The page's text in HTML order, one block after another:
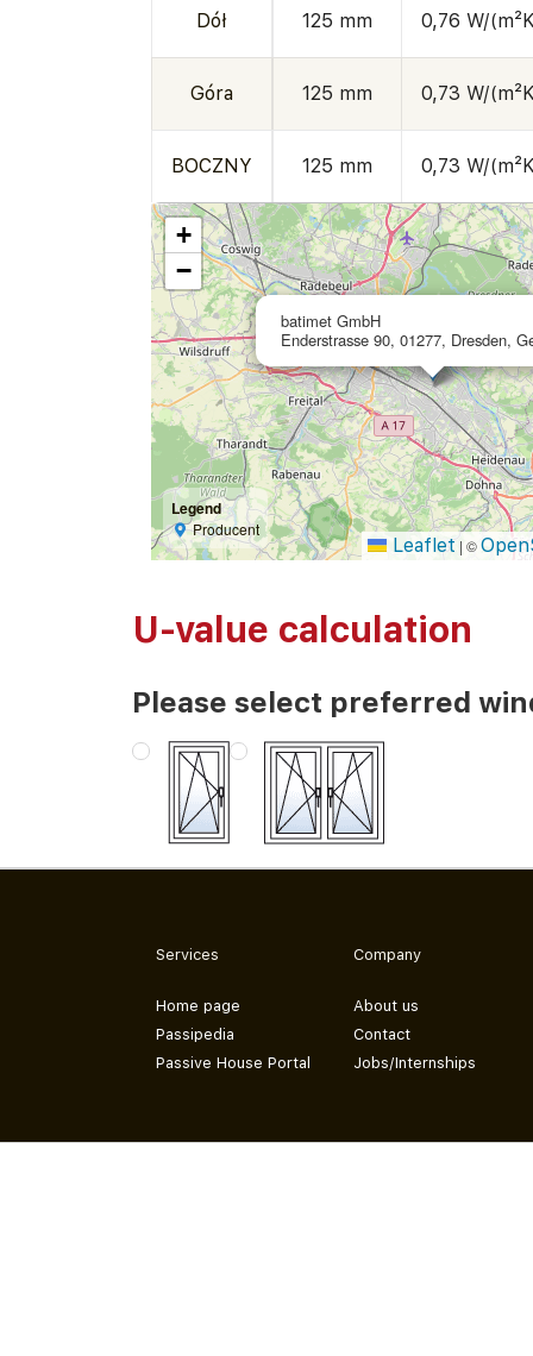
Dół 125 mm 0,76 W/
Góra 125 mm 0,73 W/
BOCZNY 125 mm 0,73 W/
batimet GmbH
Enderstrasse 90, 01277, Dresden,
+
−
Legend
Producent
Leaflet | ©
U-value calculation
Please select preferred
Services
Home page
Passipedia
Passive House Portal
Company
About us
Contact
Jobs/Internships